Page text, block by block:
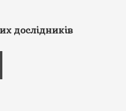
дослідників